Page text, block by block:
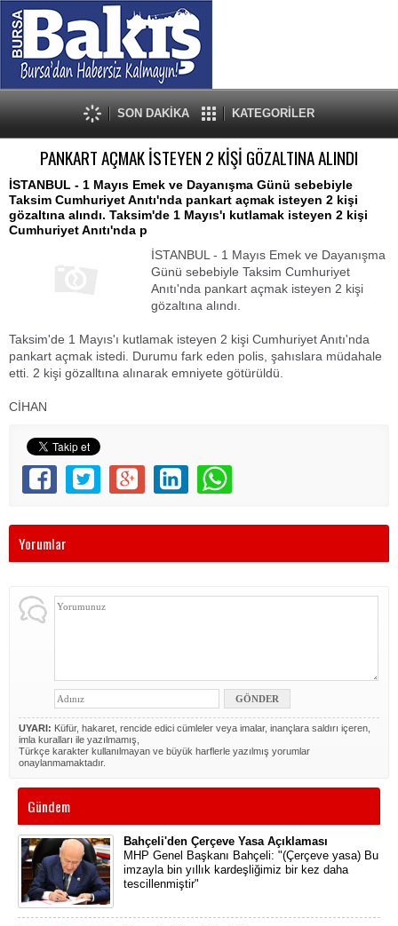
SON DAKİKA KATEGORİLER
PANKART AÇMAK İSTEYEN 2 KİŞİ GÖZALTINA ALINDI
İSTANBUL - 1 Mayıs Emek ve Dayanışma Günü sebebiyle
Taksim Cumhuriyet Anıtı'nda pankart açmak isteyen 2 kişi
gözaltına alındı. Taksim'de 1 Mayıs'ı kutlamak isteyen 2 kişi
Cumhuriyet Anıtı'nda p
İSTANBUL - 1 Mayıs Emek ve Dayanışma
Günü sebebiyle Taksim Cumhuriyet
Anıtı'nda pankart açmak isteyen 2 kişi
gözaltına alındı.
Taksim'de 1 Mayıs'ı kutlamak isteyen 2 kişi Cumhuriyet Anıtı'nda
pankart açmak istedi. Durumu fark eden polis, şahıslara müdahale
etti. 2 kişi gözalltına alınarak emniyete götürüldü.
CİHAN
Yorumlar
UYARI: Küfür, hakaret, rencide edici cümleler veya imalar, inançlara saldırı içeren,
imla kuralları ile yazılmamış,
Türkçe karakter kullanılmayan ve büyük harflerle yazılmış yorumlar
onaylanmamaktadır.
Gündem
Bahçeli'den Çerçeve Yasa Açıklaması
MHP Genel Başkanı Bahçeli: "(Çerçeve yasa) Bu
imzayla bin yıllık kardeşliğimiz bir kez daha
tescillenmiştir"